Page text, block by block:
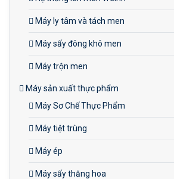
Máy ly tâm và tách men
Máy sấy đông khô men
Máy trộn men
Máy sản xuất thực phẩm
Máy Sơ Chế Thực Phẩm
Máy tiệt trùng
Máy ép
Máy sấy thăng hoa